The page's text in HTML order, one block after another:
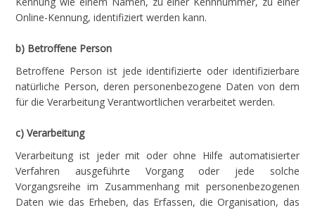
Online-Kennung, identifiziert werden kann.
b) Betroffene Person
Betroffene Person ist jede identifizierte oder identifizierbare
natürliche Person, deren personenbezogene Daten von dem
für die Verarbeitung Verantwortlichen verarbeitet werden.
c) Verarbeitung
Verarbeitung ist jeder mit oder ohne Hilfe automatisierter
Verfahren ausgeführte Vorgang oder jede solche
Vorgangsreihe im Zusammenhang mit personenbezogenen
Daten wie das Erheben, das Erfassen, die Organisation, das